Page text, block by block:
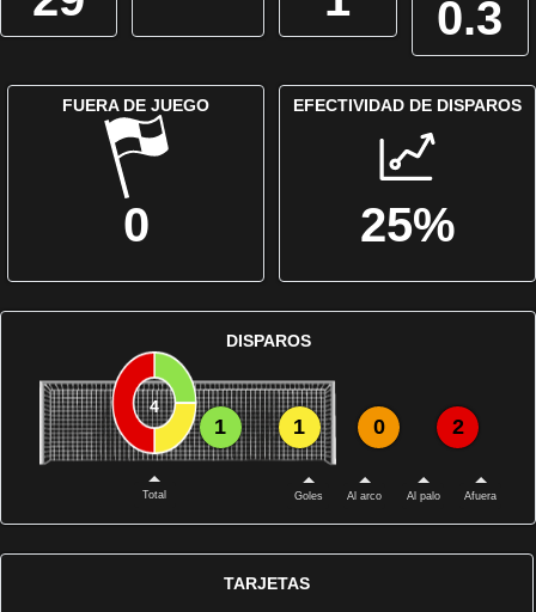
0.3
FUERA DE JUEGO
0
EFECTIVIDAD DE DISPAROS
25%
DISPAROS
4
Total
1 1 0 2
Goles Al arco Al palo Afuera
TARJETAS